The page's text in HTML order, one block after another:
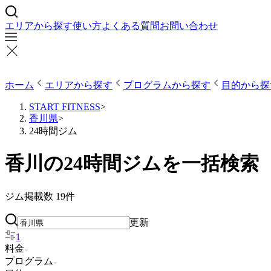
エリアから探す使い方よくある質問お問い合わせ
ホーム エリアから探す プログラムから探す 目的から
START FITNESS>
香川県>
24時間ジム
香川の24時間ジムを一括検索
ジム掲載数 19件
更新
1
料金
プログラム